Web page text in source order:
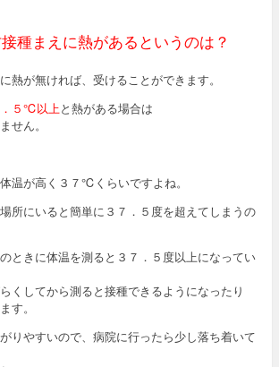
種まえに熱があるというのは？
熱が無ければ、受けることができます。
５℃以上と熱がある場合は
せん。
温が高く３７℃くらいですよね。
所にいると簡単に３７．５度を超えてしまうの
ときに体温を測ると３７．５度以上になってい
くしてから測ると接種できるようになったり
す。
りやすいので、病院に行ったら少し落ち着いて